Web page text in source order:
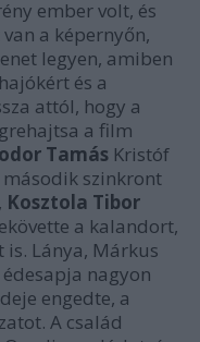
ember volt, és
a képernyőn,
legyen, amiben
és a
attól, hogy a
a film
Tamás Kristóf
szinkront
Kosztola Tibor
a kalandort,
is. Lánya, Márkus
nagyon
engedte, a
A család